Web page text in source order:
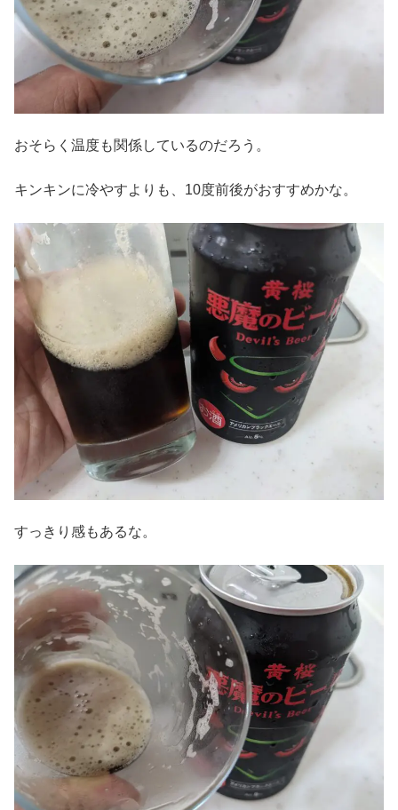
おそらく温度も関係しているのだろう。
キンキンに冷やすよりも、10度前後がおすすめかな。
すっきり感もあるな。